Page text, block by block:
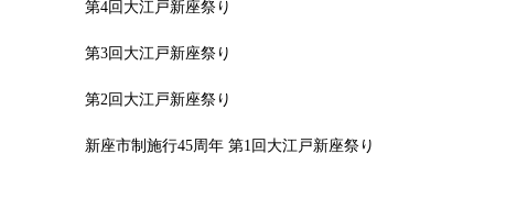
第4回大江戸新座祭り
第3回大江戸新座祭り
第2回大江戸新座祭り
新座市制施行45周年 第1回大江戸新座祭り